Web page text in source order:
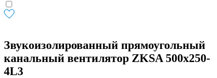
Звукоизолированный прямоугольный
канальный вентилятор ZKSA 500х250-
4L3